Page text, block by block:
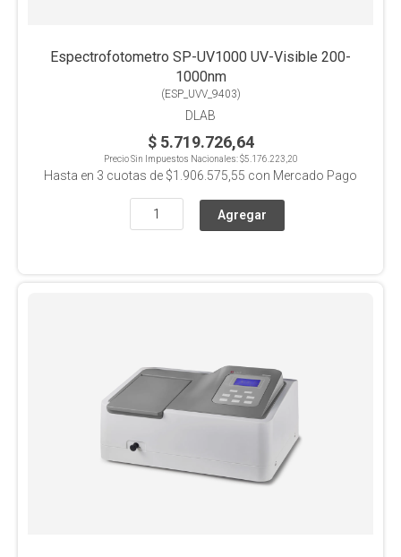
Espectrofotometro SP-UV1000 UV-Visible 200-
1000nm
(ESP_UVV_9403)
DLAB
$ 5.719.726,64
Precio Sin Impuestos Nacionales:$5.176.223,20
Hasta en 3 cuotas de $1.906.575,55 con Mercado Pago